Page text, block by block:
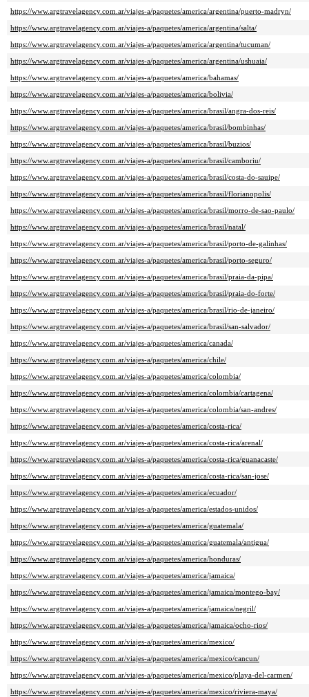
https://www.argtravelagency.com.ar/viajes-a/paquetes/america/argentina/puerto-madryn/
https://www.argtravelagency.com.ar/viajes-a/paquetes/america/argentina/salta/
https://www.argtravelagency.com.ar/viajes-a/paquetes/america/argentina/tucuman/
https://www.argtravelagency.com.ar/viajes-a/paquetes/america/argentina/ushuaia/
https://www.argtravelagency.com.ar/viajes-a/paquetes/america/bahamas/
https://www.argtravelagency.com.ar/viajes-a/paquetes/america/bolivia/
https://www.argtravelagency.com.ar/viajes-a/paquetes/america/brasil/angra-dos-reis/
https://www.argtravelagency.com.ar/viajes-a/paquetes/america/brasil/bombinhas/
https://www.argtravelagency.com.ar/viajes-a/paquetes/america/brasil/buzios/
https://www.argtravelagency.com.ar/viajes-a/paquetes/america/brasil/camboriu/
https://www.argtravelagency.com.ar/viajes-a/paquetes/america/brasil/costa-do-sauipe/
https://www.argtravelagency.com.ar/viajes-a/paquetes/america/brasil/florianopolis/
https://www.argtravelagency.com.ar/viajes-a/paquetes/america/brasil/morro-de-sao-paulo/
https://www.argtravelagency.com.ar/viajes-a/paquetes/america/brasil/natal/
https://www.argtravelagency.com.ar/viajes-a/paquetes/america/brasil/porto-de-galinhas/
https://www.argtravelagency.com.ar/viajes-a/paquetes/america/brasil/porto-seguro/
https://www.argtravelagency.com.ar/viajes-a/paquetes/america/brasil/praia-da-pipa/
https://www.argtravelagency.com.ar/viajes-a/paquetes/america/brasil/praia-do-forte/
https://www.argtravelagency.com.ar/viajes-a/paquetes/america/brasil/rio-de-janeiro/
https://www.argtravelagency.com.ar/viajes-a/paquetes/america/brasil/san-salvador/
https://www.argtravelagency.com.ar/viajes-a/paquetes/america/canada/
https://www.argtravelagency.com.ar/viajes-a/paquetes/america/chile/
https://www.argtravelagency.com.ar/viajes-a/paquetes/america/colombia/
https://www.argtravelagency.com.ar/viajes-a/paquetes/america/colombia/cartagena/
https://www.argtravelagency.com.ar/viajes-a/paquetes/america/colombia/san-andres/
https://www.argtravelagency.com.ar/viajes-a/paquetes/america/costa-rica/
https://www.argtravelagency.com.ar/viajes-a/paquetes/america/costa-rica/arenal/
https://www.argtravelagency.com.ar/viajes-a/paquetes/america/costa-rica/guanacaste/
https://www.argtravelagency.com.ar/viajes-a/paquetes/america/costa-rica/san-jose/
https://www.argtravelagency.com.ar/viajes-a/paquetes/america/ecuador/
https://www.argtravelagency.com.ar/viajes-a/paquetes/america/estados-unidos/
https://www.argtravelagency.com.ar/viajes-a/paquetes/america/guatemala/
https://www.argtravelagency.com.ar/viajes-a/paquetes/america/guatemala/antigua/
https://www.argtravelagency.com.ar/viajes-a/paquetes/america/honduras/
https://www.argtravelagency.com.ar/viajes-a/paquetes/america/jamaica/
https://www.argtravelagency.com.ar/viajes-a/paquetes/america/jamaica/montego-bay/
https://www.argtravelagency.com.ar/viajes-a/paquetes/america/jamaica/negril/
https://www.argtravelagency.com.ar/viajes-a/paquetes/america/jamaica/ocho-rios/
https://www.argtravelagency.com.ar/viajes-a/paquetes/america/mexico/
https://www.argtravelagency.com.ar/viajes-a/paquetes/america/mexico/cancun/
https://www.argtravelagency.com.ar/viajes-a/paquetes/america/mexico/playa-del-carmen/
https://www.argtravelagency.com.ar/viajes-a/paquetes/america/mexico/riviera-maya/